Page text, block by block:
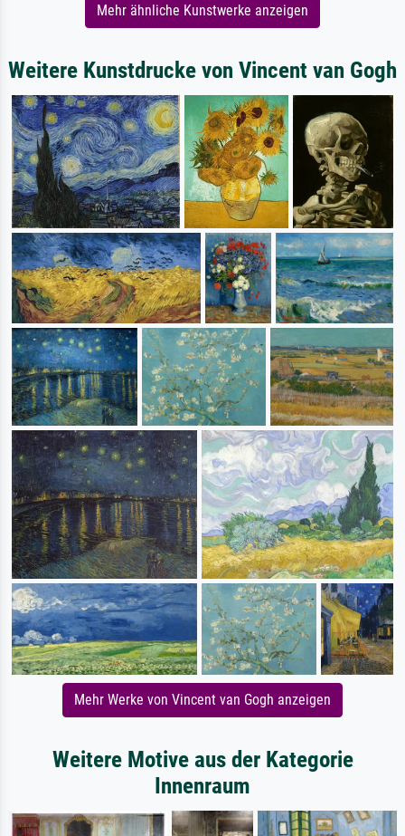
Mehr ähnliche Kunstwerke anzeigen
Weitere Kunstdrucke von Vincent van Gogh
Mehr Werke von Vincent van Gogh anzeigen
Weitere Motive aus der Kategorie
Innenraum